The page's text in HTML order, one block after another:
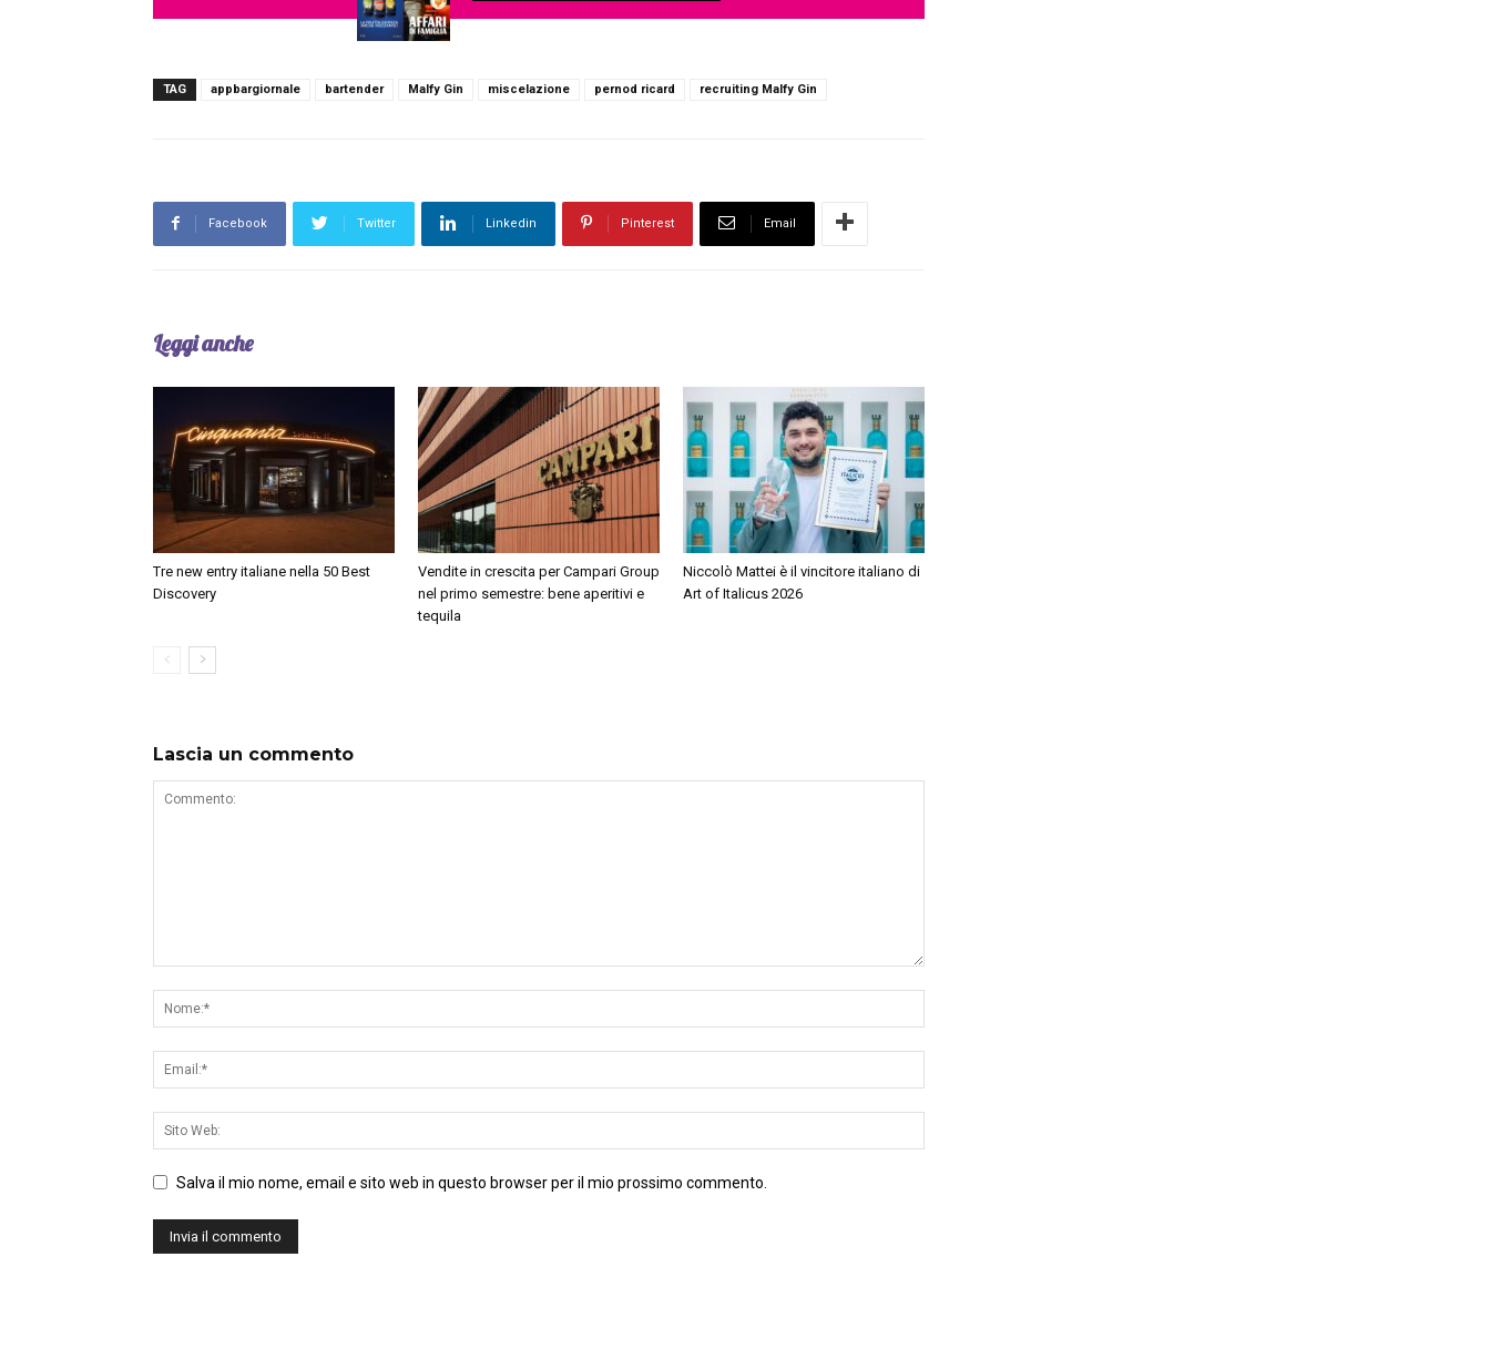
TAG appbargiornale bartender Malfy Gin miscelazione pernod ricard recruiting Malfy Gin
Facebook Twitter Linkedin Pinterest Email
Leggi anche
Tre new entry italiane nella 50 Best
Discovery
Vendite in crescita per Campari Group
nel primo semestre: bene aperitivi e
tequila
Niccolò Mattei è il vincitore italiano di
Art of Italicus 2026
Lascia un commento
Salva il mio nome, email e sito web in questo browser per il mio prossimo commento.